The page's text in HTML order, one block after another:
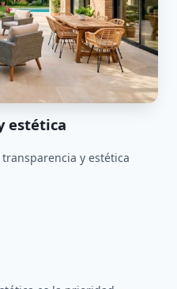
estética
y estética